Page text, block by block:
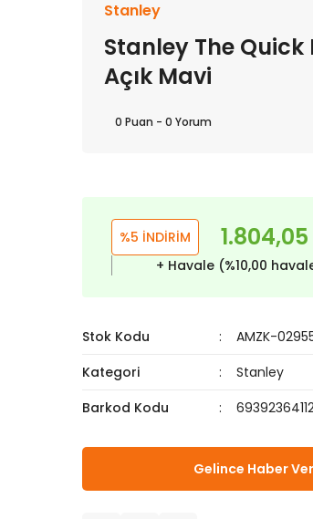
Stanley
Stanley The Quick
Açık Mavi
0 Puan - 0 Yorum
%5 İNDİRİM 1.804,05
+ Havale (%10,00
Stok Kodu
AMZK-
Kategori
Stanley
Barkod Kodu
Gelince Haber Ver